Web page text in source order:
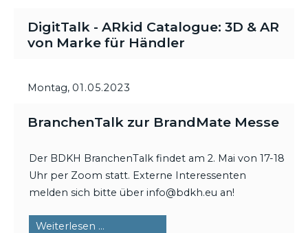
DigitTalk - ARkid Catalogue: 3D & AR
von Marke für Händler
Montag, 01.05.2023
BranchenTalk zur BrandMate Messe
Der BDKH BranchenTalk findet am 2. Mai von 17-18
Uhr per Zoom statt. Externe Interessenten
melden sich bitte über info@bdkh.eu an!
Weiterlesen …